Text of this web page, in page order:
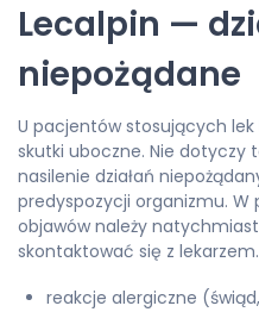
Lecalpin —
niepożądane
U pacjentów stosujących
skutki uboczne. Nie dotyczy
nasilenie działań
predyspozycji organizmu. W
objawów należy
skontaktować się z lekarzem.
reakcje alergiczne